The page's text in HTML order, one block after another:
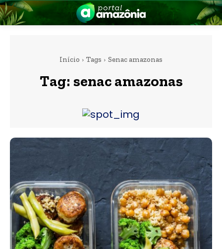
Amazônia
Início Tags Senac amazonas
Tag: senac amazonas